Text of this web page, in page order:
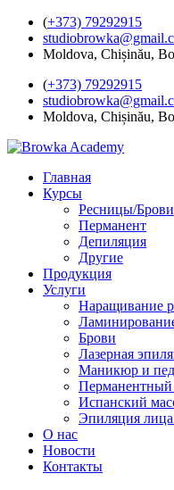
(+373) 79292915
Moldova, Chișinău,
(+373) 79292915
Moldova, Chișinău,
Главная
Курсы
Ресницы/Брови
Перманент
Депиляция
Другие
Продукция
Услуги
Наращивание
Брови
Лазерная
Маникюр и
Испанский
Эпиляция
О нас
Новости
Контакты